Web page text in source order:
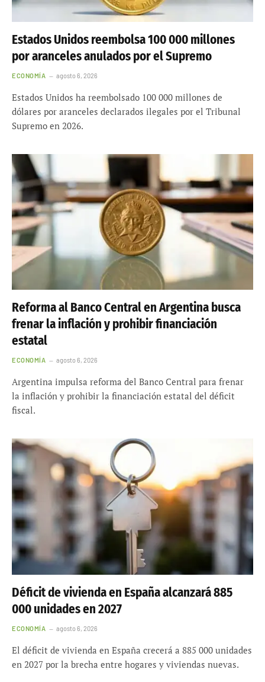
Estados Unidos reembolsa 100 000 millones
por aranceles anulados por el Supremo
ECONOMÍA agosto 6, 2026
Estados Unidos ha reembolsado 100 000 millones de
dólares por aranceles declarados ilegales por el Tribunal
Supremo en 2026.
Reforma al Banco Central en Argentina busca
frenar la inflación y prohibir financiación
estatal
ECONOMÍA agosto 6, 2026
Argentina impulsa reforma del Banco Central para frenar
la inflación y prohibir la financiación estatal del déficit
fiscal.
Déficit de vivienda en España alcanzará 885
000 unidades en 2027
ECONOMÍA agosto 6, 2026
El déficit de vivienda en España crecerá a 885 000 unidades
en 2027 por la brecha entre hogares y viviendas nuevas.